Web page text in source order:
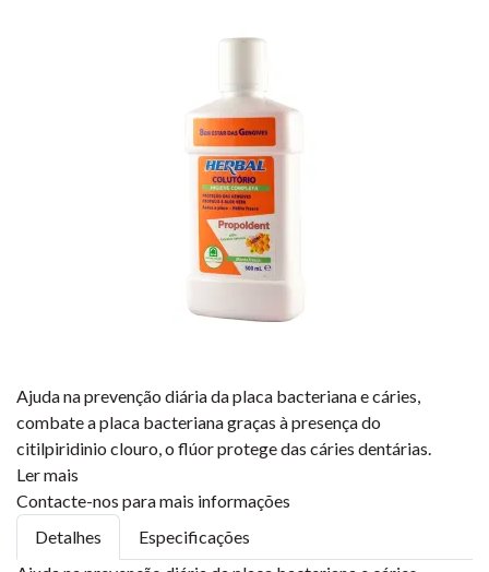
Ajuda na prevenção diária da placa bacteriana e cáries,
combate a placa bacteriana graças à presença do
citilpiridinio clouro, o flúor protege das cáries dentárias.
Ler mais
Contacte-nos para mais informações
Detalhes
Especificações